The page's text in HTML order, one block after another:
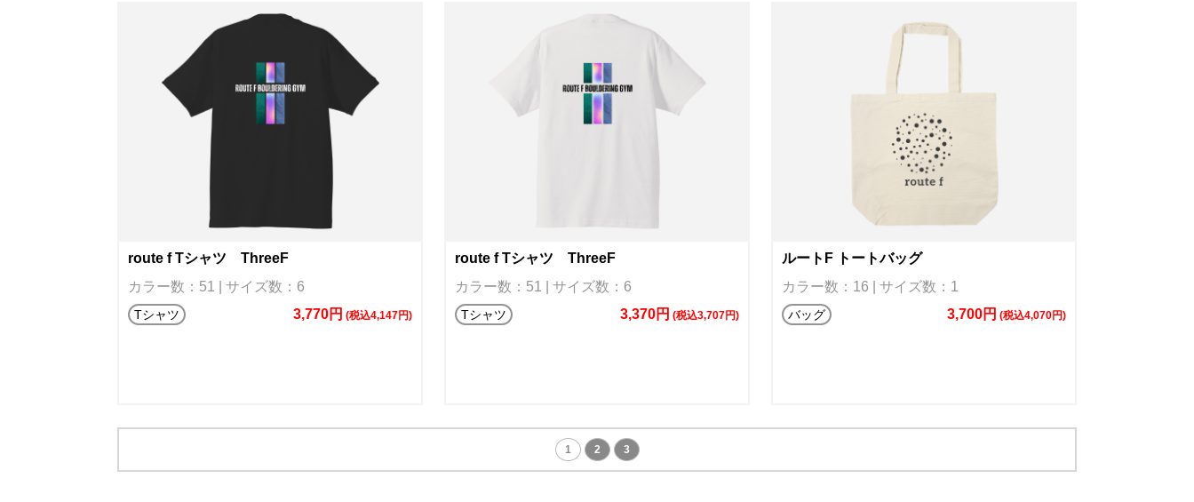
route f Tシャツ ThreeF
カラー数：51 | サイズ数：6
Tシャツ 3,770円 (税込4,147円)
route f Tシャツ ThreeF
カラー数：51 | サイズ数：6
Tシャツ 3,370円 (税込3,707円)
ルートF トートバッグ
カラー数：16 | サイズ数：1
バッグ 3,700円 (税込4,070円)
1 2 3